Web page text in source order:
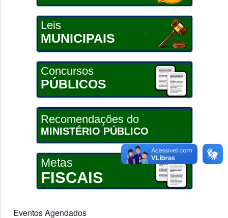
Leis
MUNICIPAIS
Concursos
PÚBLICOS
Recomendações do
MINISTÉRIO PÚBLICO
Metas
FISCAIS
Eventos Agendados